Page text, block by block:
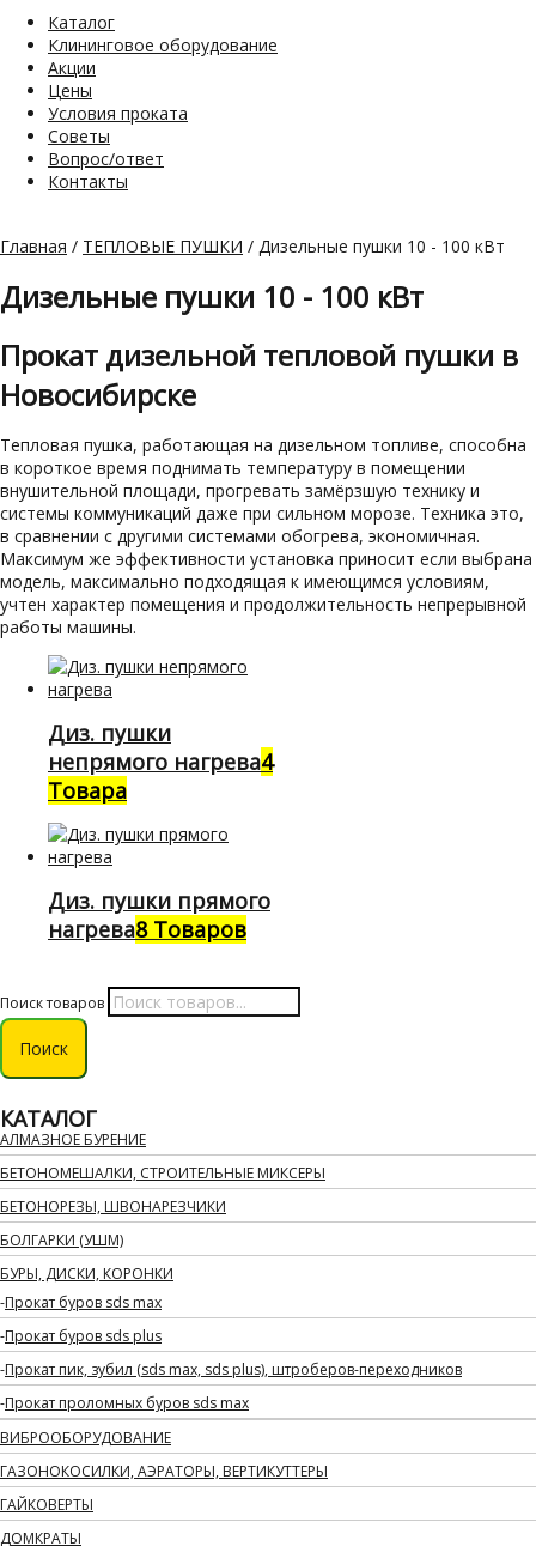
Каталог
Клининговое оборудование
Акции
Цены
Условия проката
Советы
Вопрос/ответ
Контакты
Поиск товаров
Поиск
КАТАЛОГ
АЛМАЗНОЕ БУРЕНИЕ
БЕТОНОМЕШАЛКИ, СТРОИТЕЛЬНЫЕ МИКСЕРЫ
БЕТОНОРЕЗЫ, ШВОНАРЕЗЧИКИ
БОЛГАРКИ (УШМ)
БУРЫ, ДИСКИ, КОРОНКИ
Прокат буров sds max
Прокат буров sds plus
Прокат пик, зубил (sds max, sds plus), штроберов-переходников
Прокат проломных буров sds max
ВИБРООБОРУДОВАНИЕ
ГАЗОНОКОСИЛКИ, АЭРАТОРЫ, ВЕРТИКУТТЕРЫ
ГАЙКОВЕРТЫ
ДОМКРАТЫ
Главная / ТЕПЛОВЫЕ ПУШКИ / Дизельные пушки 10 - 100 кВт
Дизельные пушки 10 - 100 кВт
Прокат дизельной тепловой пушки в
Новосибирске
Тепловая пушка, работающая на дизельном топливе, способна
в короткое время поднимать температуру в помещении
внушительной площади, прогревать замёрзшую технику и
системы коммуникаций даже при сильном морозе. Техника это,
в сравнении с другими системами обогрева, экономичная.
Максимум же эффективности установка приносит если выбрана
модель, максимально подходящая к имеющимся условиям,
учтен характер помещения и продолжительность непрерывной
работы машины.
Диз. пушки
непрямого нагрева4
Товара
Диз. пушки прямого
нагрева8 Товаров